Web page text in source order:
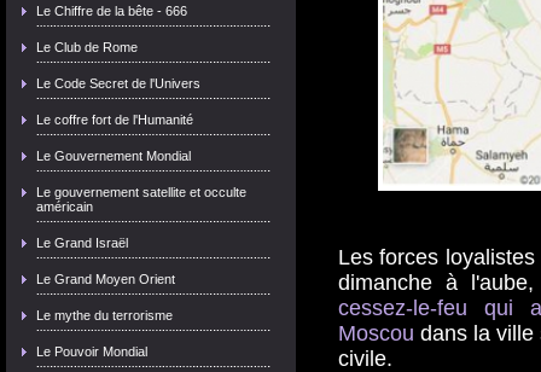
Le Chiffre de la bête - 666
Le Club de Rome
Le Code Secret de l'Univers
Le coffre fort de l'Humanité
Le Gouvernement Mondial
Le gouvernement satellite et occulte
américain
Le Grand Israël
Le Grand Moyen Orient
Le mythe du terrorisme
Le Pouvoir Mondial
Les forces
dimanche à
cessez-le-feu qui
Moscou dans la ville
civile.